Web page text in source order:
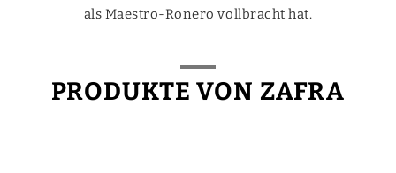
als Maestro-Ronero vollbracht hat.
PRODUKTE VON ZAFRA